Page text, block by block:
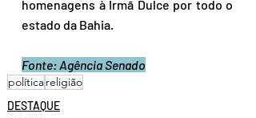
homenagens à Irmã Dulce por todo o
estado da Bahia.
Fonte: Agência Senado
políticareligião
DESTAQUE